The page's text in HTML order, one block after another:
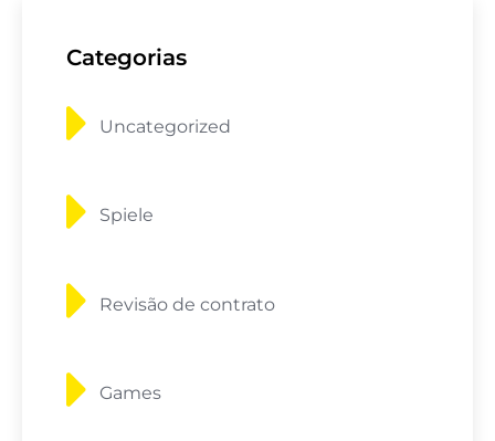
Categorias
Uncategorized
Spiele
Revisão de contrato
Games